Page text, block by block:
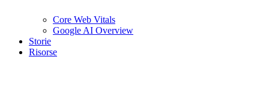
Core Web Vitals
Google AI Overview
Storie
Risorse